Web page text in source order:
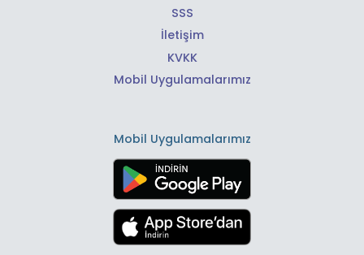
SSS
İletişim
KVKK
Mobil Uygulamalarımız
Mobil Uygulamalarımız